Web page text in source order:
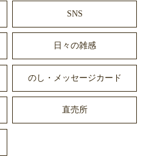
SNS
日々の雑感
のし・メッセージカード
直売所